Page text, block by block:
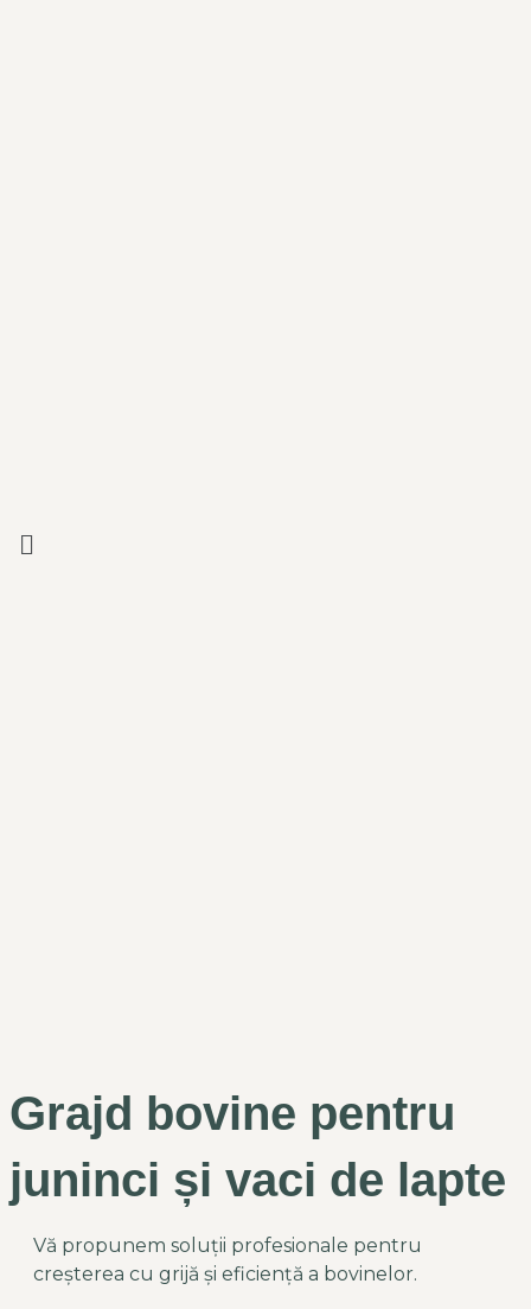
Grajd bovine pentru
juninci și vaci de lapte
Vă propunem soluții profesionale pentru
creșterea cu grijă și eficiență a bovinelor.